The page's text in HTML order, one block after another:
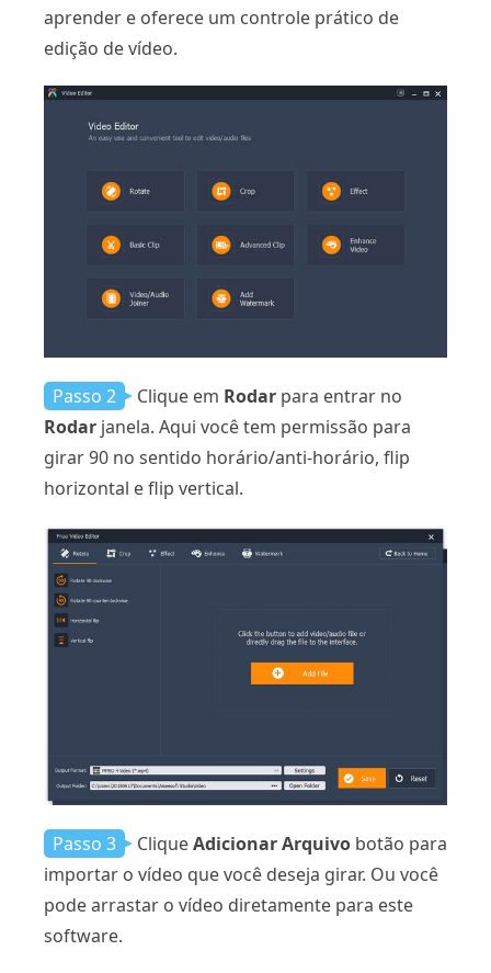
aprender e oferece um controle prático de
edição de vídeo.
Passo 2 Clique em Rodar para entrar no
Rodar janela. Aqui você tem permissão para
girar 90 no sentido horário/anti-horário, flip
horizontal e flip vertical.
Passo 3 CliqueAdicionar Arquivo botão para
importar o vídeo que você deseja girar. Ou você
pode arrastar o vídeo diretamente para este
software.